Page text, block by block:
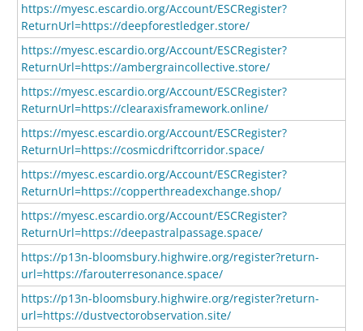
https://myesc.escardio.org/Account/ESCRegister?
ReturnUrl=https://deepforestledger.store/
https://myesc.escardio.org/Account/ESCRegister?
ReturnUrl=https://ambergraincollective.store/
https://myesc.escardio.org/Account/ESCRegister?
ReturnUrl=https://clearaxisframework.online/
https://myesc.escardio.org/Account/ESCRegister?
ReturnUrl=https://cosmicdriftcorridor.space/
https://myesc.escardio.org/Account/ESCRegister?
ReturnUrl=https://copperthreadexchange.shop/
https://myesc.escardio.org/Account/ESCRegister?
ReturnUrl=https://deepastralpassage.space/
https://p13n-bloomsbury.highwire.org/register?return-
url=https://farouterresonance.space/
https://p13n-bloomsbury.highwire.org/register?return-
url=https://dustvectorobservation.site/